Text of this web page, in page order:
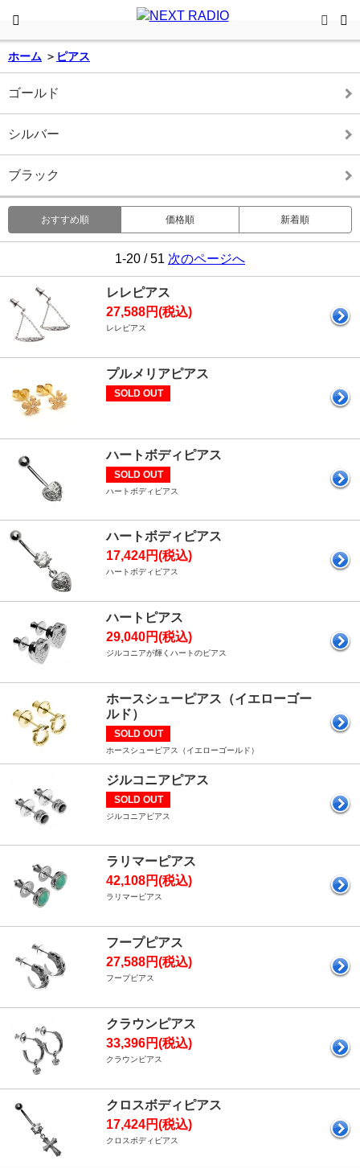
ホーム ＞ ピアス
ゴールド
シルバー
ブラック
おすすめ順 価格順 新着順
1-20 / 51 次のページへ
レレピアス
27,588円(税込)
レレピアス
プルメリアピアス
SOLD OUT
ハートボディピアス
SOLD OUT
ハートボディピアス
ハートボディピアス
17,424円(税込)
ハートボディピアス
ハートピアス
29,040円(税込)
ジルコニアが輝くハートのピアス
ホースシューピアス（イエローゴー
ルド）
SOLD OUT
ホースシューピアス（イエローゴールド）
ジルコニアピアス
SOLD OUT
ジルコニアピアス
ラリマーピアス
42,108円(税込)
ラリマーピアス
フープピアス
27,588円(税込)
フープピアス
クラウンピアス
33,396円(税込)
クラウンピアス
クロスボディピアス
17,424円(税込)
クロスボディピアス